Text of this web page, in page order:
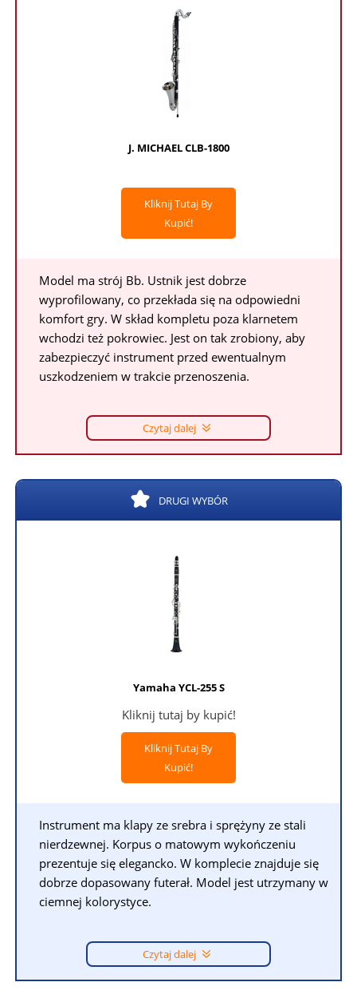
J. MICHAEL CLB-1800
Kliknij Tutaj By
Kupić!
Model ma strój Bb. Ustnik jest dobrze
wyprofilowany, co przekłada się na odpowiedni
komfort gry. W skład kompletu poza klarnetem
wchodzi też pokrowiec. Jest on tak zrobiony, aby
zabezpieczyć instrument przed ewentualnym
uszkodzeniem w trakcie przenoszenia.
Czytaj dalej
DRUGI WYBÓR
Yamaha YCL-255 S
Kliknij tutaj by kupić!
Kliknij Tutaj By
Kupić!
Instrument ma klapy ze srebra i sprężyny ze stali
nierdzewnej. Korpus o matowym wykończeniu
prezentuje się elegancko. W komplecie znajduje się
dobrze dopasowany futerał. Model jest utrzymany w
ciemnej kolorystyce.
Czytaj dalej